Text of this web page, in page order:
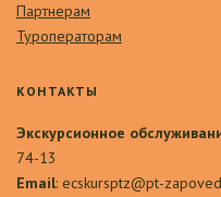
Партнерам
Туроператорам
КОНТАКТЫ
Экскурсионное
74-13
Email: ecskursptz@pt-